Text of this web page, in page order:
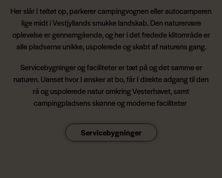
Her slår I teltet op, parkerer campingvognen eller autocamperen
lige midt i Vestjyllands smukke landskab. Den naturenære
oplevelse er gennemgående, og her i det fredede klitområde er
alle pladserne unikke, uspolerede og skabt af naturens gang.
Servicebygninger og faciliteter er tæt på og det samme er
naturen. Uanset hvor I ønsker at bo, får I direkte adgang til den
rå og uspolerede natur omkring Vesterhavet, samt
campingpladsens skønne og moderne faciliteter
Servicebygninger